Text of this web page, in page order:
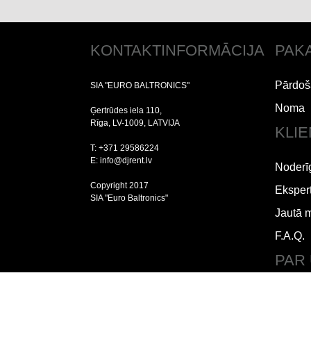
KONTAKTINFORMĀCIJA
SIA "EURO BALTRONICS"
Ģertrūdes iela 110,
Rīga, LV-1009, LATVIJA
T: +371 29586224
E: info@djrent.lv
Copyright 2017
SIA "Euro Baltronics"
Noma
Jautā
F.A.Q.
PAR